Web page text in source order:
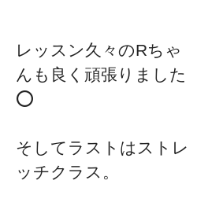
レッスン久々のRちゃ
んも良く頑張りました
⭕️
そしてラストはストレ
ッチクラス。